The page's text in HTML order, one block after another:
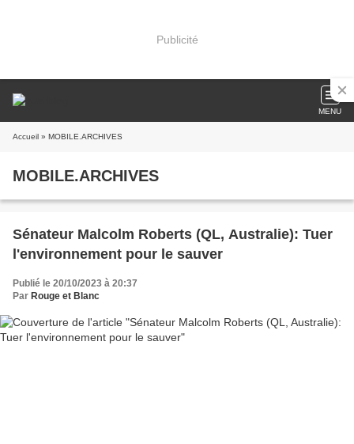
Publicité
MENU
Accueil » MOBILE.ARCHIVES
MOBILE.ARCHIVES
Sénateur Malcolm Roberts (QL, Australie): Tuer
l'environnement pour le sauver
Publié le 20/10/2023 à 20:37
Par Rouge et Blanc